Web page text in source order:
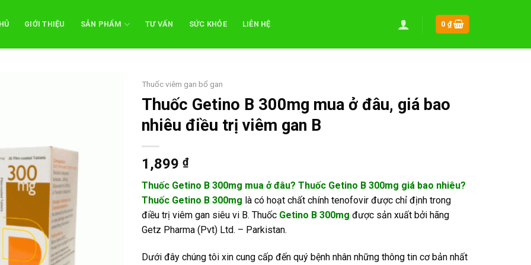
GIỚI THIỆU SẢN PHẨM TƯ VẤN SỨC KHỎE LIÊN HỆ 0 ₫
Thuốc viêm gan bổ gan
Thuốc Getino B 300mg mua ở đâu, giá bao
nhiêu điều trị viêm gan B
1,899 ₫
Thuốc Getino B 300mg mua ở đâu? Thuốc Getino B 300mg giá bao nhiêu?
Thuốc Getino B 300mg là có hoạt chất chính tenofovir được chỉ định trong
điều trị viêm gan siêu vi B. Thuốc Getino B 300mg được sản xuất bởi hãng
Getz Pharma (Pvt) Ltd. – Parkistan.
Dưới đây chúng tôi xin cung cấp đến quý bệnh nhân những thông tin cơ bản nhất